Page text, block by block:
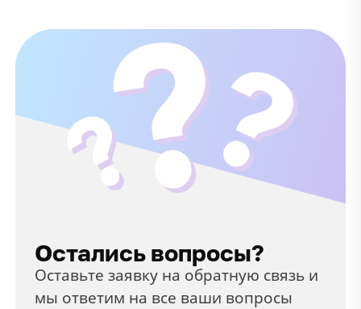
Остались вопросы?
Оставьте заявку на обратную связь и
мы ответим на все ваши вопросы